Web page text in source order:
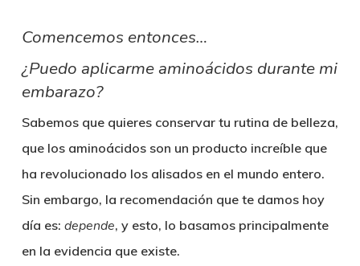
Comencemos entonces…
¿Puedo aplicarme aminoácidos durante mi
embarazo?
Sabemos que quieres conservar tu rutina de belleza,
que los aminoácidos son un producto increíble que
ha revolucionado los alisados en el mundo entero.
Sin embargo, la recomendación que te damos hoy
día es: depende, y esto, lo basamos principalmente
en la evidencia que existe.